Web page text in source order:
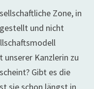
Zone, in
und nicht
Kanzlerin zu
Gibt es die